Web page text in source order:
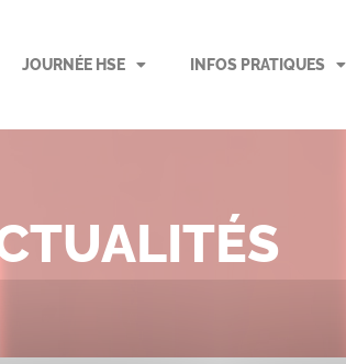
JOURNÉE HSE INFOS PRATIQUES